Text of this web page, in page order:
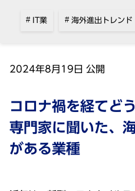
IT業 海外進出トレンド
2024年8⽉19⽇ 公開
コロナ禍を経てど
専⾨家に聞いた、
がある業種